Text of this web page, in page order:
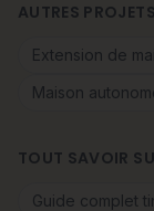
AUTRES
Extension de
Maison
TOUT SAVOIR
Guide complet